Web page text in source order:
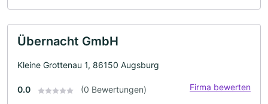
Übernacht GmbH
Kleine Grottenau 1, 86150 Augsburg
0.0 (0 Bewertungen) Firma bewerten